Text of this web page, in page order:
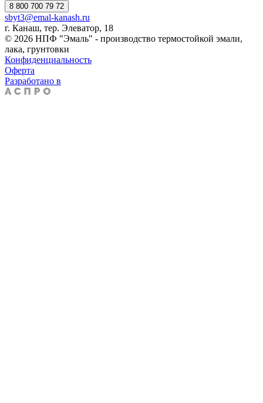
8 800 700 79 72
sbyt3@emal-kanash.ru
г. Канаш, тер. Элеватор, 18
© 2026 НПФ "Эмаль" - производство термостойкой эмали,
лака, грунтовки
Конфиденциальность
Оферта
Разработано в